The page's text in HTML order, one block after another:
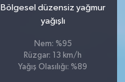
Bölgesel düzensiz yağmur
yağışlı
Nem: %95
Rüzgar: 13 km/h
Yağış Olasılığı: %89